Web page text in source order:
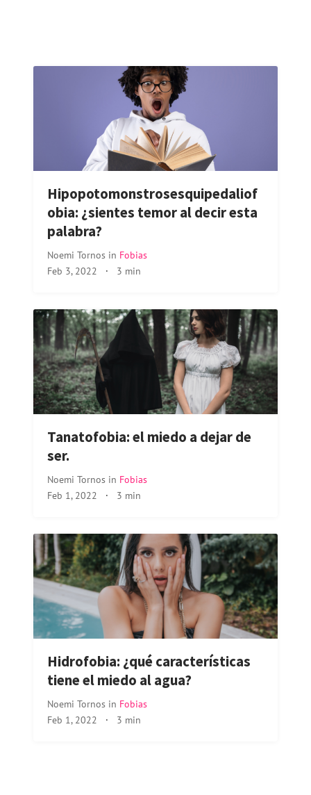
Hipopotomonstrosesquipedaliof
obia: ¿sientes temor al decir esta
palabra?
Noemi Tornos in Fobias
Feb 3, 2022 · 3 min
Tanatofobia: el miedo a dejar de
ser.
Noemi Tornos in Fobias
Feb 1, 2022 · 3 min
Hidrofobia: ¿qué características
tiene el miedo al agua?
Noemi Tornos in Fobias
Feb 1, 2022 · 3 min